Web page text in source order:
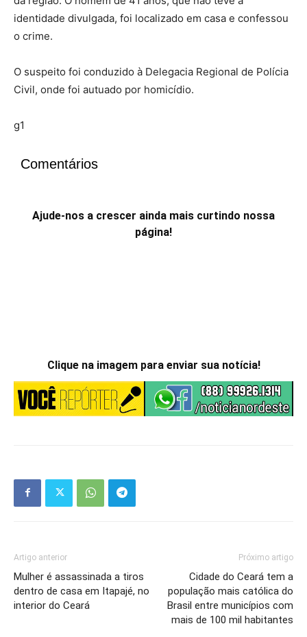
identidade divulgada, foi localizado em casa e confessou
o crime.
O suspeito foi conduzido à Delegacia Regional de Polícia
Civil, onde foi autuado por homicídio.
g1
Comentários
Ajude-nos a crescer ainda mais curtindo nossa
página!
Clique na imagem para enviar sua notícia!
Artigo anterior
Mulher é assassinada a tiros
dentro de casa em Itapajé, no
interior do Ceará
Próximo artigo
Cidade do Ceará tem a
população mais católica do
Brasil entre municípios com
mais de 100 mil habitantes